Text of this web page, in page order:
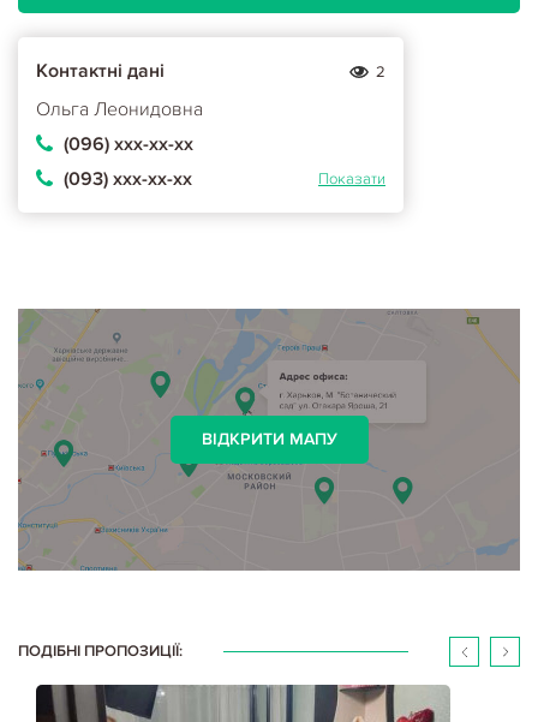
Контактні дані 2
Ольга Леонидовна
(096) ххх-хх-хх
(093) ххх-хх-хх
Показати
ВІДКРИТИ МАПУ
ПОДІБНІ ПРОПОЗИЦІЇ: